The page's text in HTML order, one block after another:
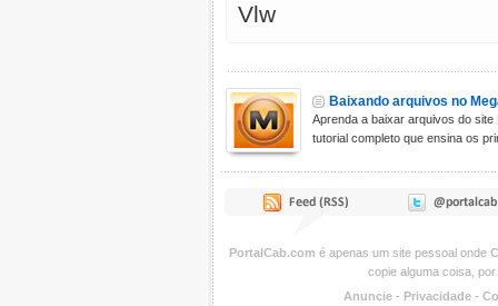
Vlw
Baixando arquivos no
Aprenda a baixar arquivos do
tutorial completo que ensina os
PortalCab.com é apenas um site pessoal onde
copie alguma coisa,
Anuncie - Privacidade -